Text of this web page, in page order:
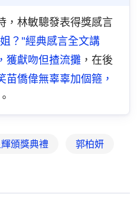
，林敏驄發表得獎感言
？"經典感言全文講
獲獻吻但揸流攤 ，在後
苗僑偉無辜辜加個箍，
。
頒獎典禮 郭柏妍